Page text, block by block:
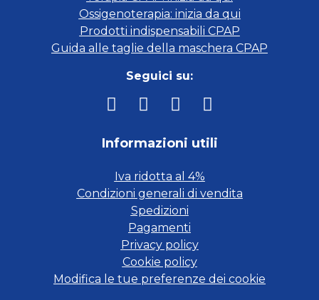
Ossigenoterapia: inizia da qui
Prodotti indispensabili CPAP
Guida alle taglie della maschera CPAP
Seguici su:
Informazioni utili
Iva ridotta al 4%
Condizioni generali di vendita
Spedizioni
Pagamenti
Privacy policy
Cookie policy
Modifica le tue preferenze dei cookie